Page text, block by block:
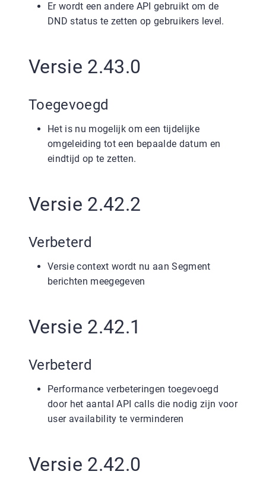
Er wordt een andere API gebruikt om de
DND status te zetten op gebruikers level.
Versie 2.43.0
Toegevoegd
Het is nu mogelijk om een tijdelijke
omgeleiding tot een bepaalde datum en
eindtijd op te zetten.
Versie 2.42.2
Verbeterd
Versie context wordt nu aan Segment
berichten meegegeven
Versie 2.42.1
Verbeterd
Performance verbeteringen toegevoegd
door het aantal API calls die nodig zijn voor
user availability te verminderen
Versie 2.42.0